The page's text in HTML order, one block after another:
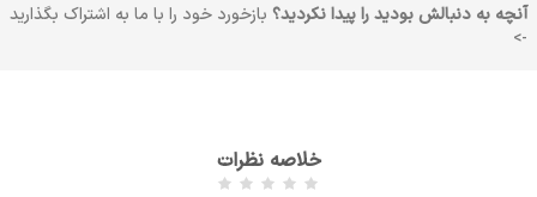
آنچه به دنبالش بودید را پیدا نکردید؟ بازخورد خود را با ما به اشتراک بگذارید
->
خلاصه نظرات